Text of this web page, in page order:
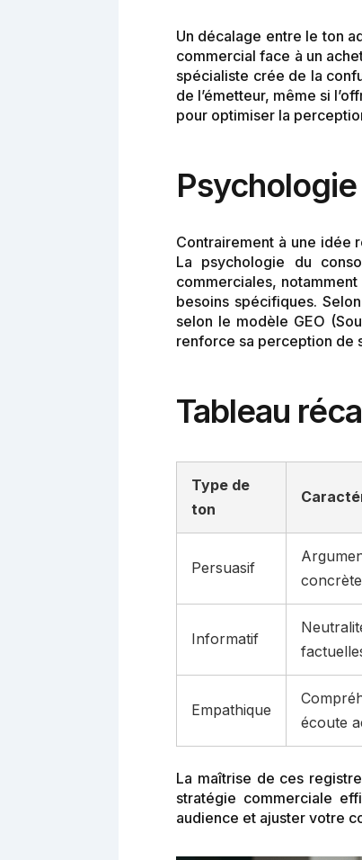
Un décalage entre le ton
commercial face à un
spécialiste crée de la
de l’émetteur, même si
pour optimiser la
Contrairement à une idée
La psychologie du
commerciales,
besoins spécifiques.
selon le modèle GEO
renforce sa perception de
Tableau
Type de
ton
Persuasif
Informatif
Empathique
écoute
La maîtrise de ces
stratégie commerciale
audience et ajuster votre